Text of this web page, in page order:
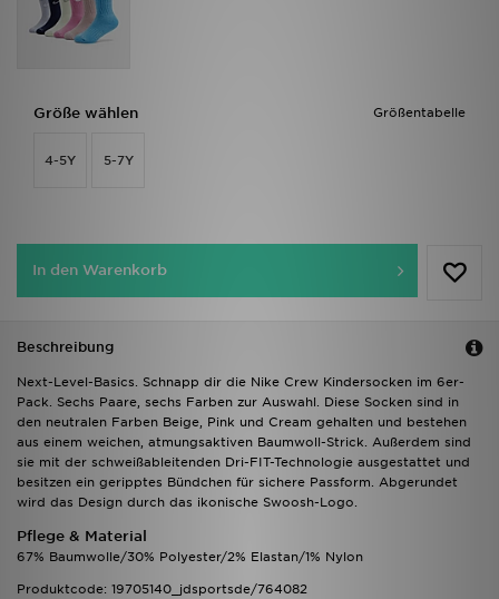
Größentabelle
Größe wählen
4-5Y 5-7Y
In den Warenkorb
Beschreibung
Next-Level-Basics. Schnapp dir die Nike Crew Kindersocken im 6er-
Pack. Sechs Paare, sechs Farben zur Auswahl. Diese Socken sind in
den neutralen Farben Beige, Pink und Cream gehalten und bestehen
aus einem weichen, atmungsaktiven Baumwoll-Strick. Außerdem sind
sie mit der schweißableitenden Dri-FIT-Technologie ausgestattet und
besitzen ein geripptes Bündchen für sichere Passform. Abgerundet
wird das Design durch das ikonische Swoosh-Logo.
Pflege & Material
67% Baumwolle/30% Polyester/2% Elastan/1% Nylon
Produktcode: 19705140_jdsportsde/764082